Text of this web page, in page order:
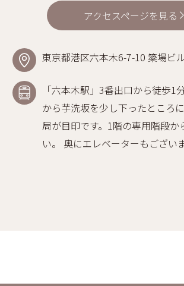
アクセスページを見る
東京都港区六本木6-7-10 簗場ビ
「六本木駅」3番出口から徒歩1
から芋洗坂を少し下ったところ
局が目印です。1階の専用階段か
い。 奥にエレベーターもございま